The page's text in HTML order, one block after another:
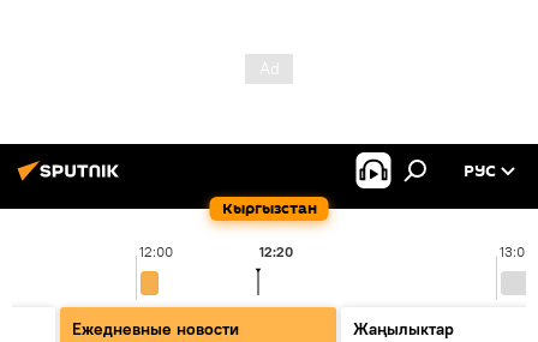
Кыргызстан
РУС
12:00 13:00
12:20
Ежедневные новости
Жаңылыктар